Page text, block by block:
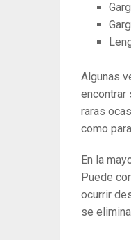
Algunas
encontrar
raras
como
En la
Puede
ocurrir
se